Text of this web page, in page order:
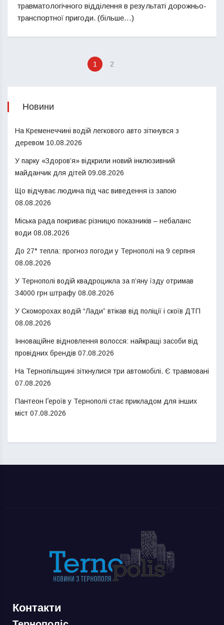
травматологічного відділення в результаті дорожньо-
транспортної пригоди. (більше…)
1 2
Новини
На Кременеччині водій легкового авто зіткнувся з
деревом 10.08.2026
У парку «Здоров’я» відкрили новий інклюзивний
майданчик для дітей 09.08.2026
Що відчуває людина під час виведення із запою
08.08.2026
Міська рада покриває різницю показників – небаланс
води 08.08.2026
До 27° тепла: прогноз погоди у Тернополі на 9 серпня
08.08.2026
У Тернополі водій квадроцикла за п’яну їзду отримав
34000 грн штрафу 08.08.2026
У Скоморохах водій “Лади” втікав від поліції і скоїв ДТП
08.08.2026
Інноваційне відновлення волосся: найкращі засоби від
провідних брендів 07.08.2026
На Тернопільщині зіткнулися три автомобілі. Є травмовані
07.08.2026
Пантеон Героїв у Тернополі стає прикладом для інших
міст 07.08.2026
Контакти